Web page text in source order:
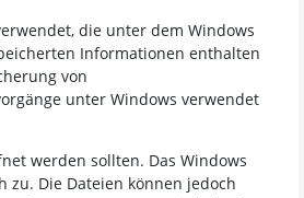
die unter dem Windows
Informationen enthalten
von
unter Windows verwendet
werden sollten. Das Windows
zu. Die Dateien können jedoch